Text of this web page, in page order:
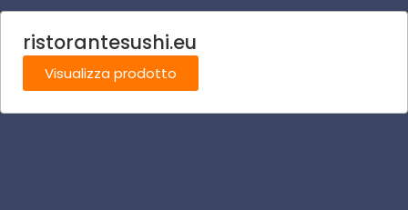
ristorantesushi.eu
Visualizza prodotto